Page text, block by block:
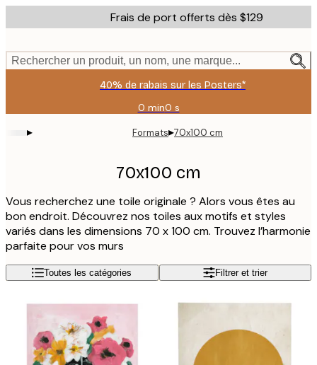
to
content.
Frais de port offerts dès $129
Rechercher un produit, un nom, une marque...
40% de rabais sur les Posters*
0 min0 s
Valable
jusqu'au
:
08-
09
▸ Formats▸70x100 cm
70x100 cm
Vous recherchez une toile originale ? Alors vous êtes au
bon endroit. Découvrez nos toiles aux motifs et styles
variés dans les dimensions 70 x 100 cm. Trouvez l’harmonie
parfaite pour vos murs
Toutes les catégories Filtrer et trier